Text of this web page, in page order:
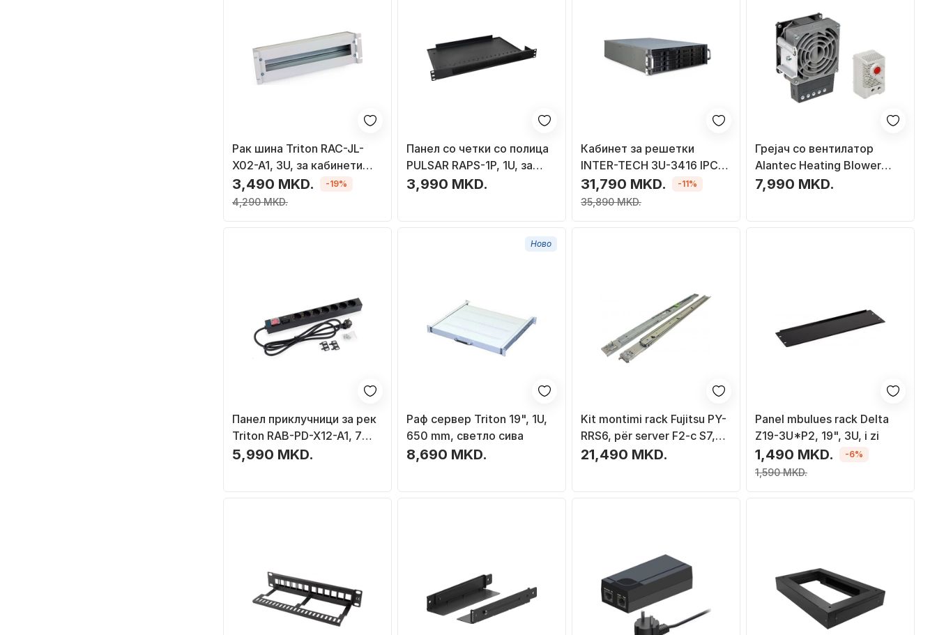
Рак шина Triton RAC-JL-
X02-A1, 3U, за кабинети
19", црна
3,490 MKD.
4,290 MKD.
-19%
Панел со четки со полица
PULSAR RAPS-1P, 1U, за
RACK 19\" кабинет, црн
3,990 MKD.
Кабинет за решетки
INTER-TECH 3U-3416 IPC,
за rack, 3U
31,790 MKD.
35,890 MKD.
-11%
Грејач со вентилатор
Alantec Heating Blower
100W, со термостат
7,990 MKD.
Панел приклучници за рек
Triton RAB-PD-X12-A1, 7
излези, 1U 19", црн
5,990 MKD.
Ново
Раф сервер Triton 19", 1U,
650 mm, светло сива
8,690 MKD.
Kit montimi rack Fujitsu PY-
RRS6, për server F2-c S7,
metalik
21,490 MKD.
Panel mbulues rack Delta
Z19-3U*P2, 19", 3U, i zi
1,490 MKD.
1,590 MKD.
-6%